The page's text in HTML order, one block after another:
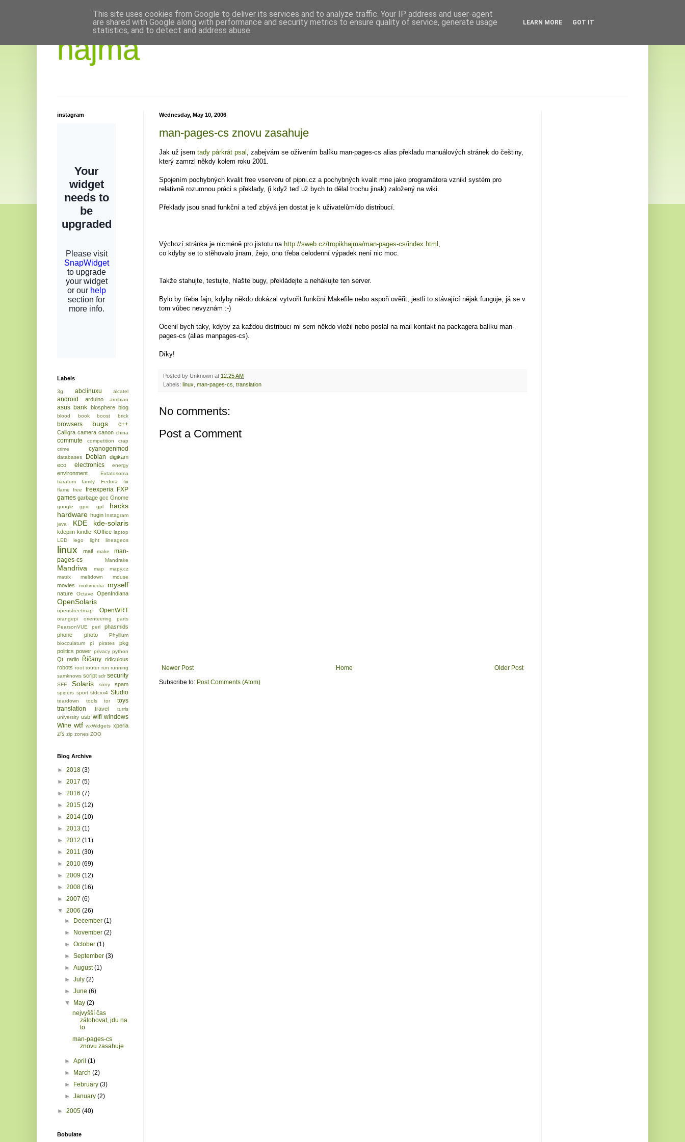
hajma
Wednesday, May 10, 2006
man-pages-cs znovu zasahuje
Jak už jsem tady párkrát psal , zabejvám se oživením balíku man-pages-cs alias překladu manuálových stránek do češtiny,
který zamrzl někdy kolem roku 2001.
Spojením pochybných kvalit free vserveru of pipni.cz a pochybných kvalit mne jako programátora vznikl systém pro
relativně rozumnou práci s překlady, (i když teď už bych to dělal trochu jinak) založený na wiki.
Překlady jsou snad funkční a teď zbývá jen dostat je k uživatelům/do distribucí.
Výchozí stránka je nicméně pro jistotu na http://sweb.cz/tropikhajma/man-pages-cs/index.html
co kdyby se to stěhovalo jinam, žejo, ono třeba celodenní výpadek není nic moc.
Takže stahujte, testujte, hlašte bugy, překládejte a nehákujte ten server.
Bylo by třeba fajn, kdyby někdo dokázal vytvořit funkční Makefile nebo aspoň ověřit, jestli to stávající nějak funguje; já se v
tom vůbec nevyznám :-)
Ocenil bych taky, kdyby za každou distribuci mi sem někdo vložil nebo poslal na mail kontakt na packagera balíku man-
pages-cs (alias manpages-cs).
Díky!
Posted by Unknown at 12:25 AM
Labels: linux man-pages-cs translation
No comments:
Post a Comment
Newer Post Older Post
Home
Subscribe to: Post Comments (Atom)
instagram
Labels
3g abclinuxu alcatel
android arduino armbian
asus bank biosphere blog
blood book boost brick
browsers bugs c++
Calligra camera canon china
commute competition
crap
crime
cyanogenmod
databases Debian
digikam
eco
electronics energy
environment
Extatosoma
tiaratum
family Fedora
fix
flame
free freexperia FXP
games garbage gcc Gnome
google gpio gpl
hacks
hardware hugin Instagram
java
KDE kde-solaris
kdepim kindle KOffice laptop
LED
lego light lineageos
linux mail make
man-
pages-cs
Mandrake
Mandriva map
mapy.cz
matrix
meltdown mouse
movies multimedia myself
nature Octave OpenIndiana
OpenSolaris
openstreetmap OpenWRT
orangepi orienteering
parts
PearsonVUE
perl
phasmids
phone
photo
Phyllium
biocculatum
pi pirates
pkg
politics power privacy python
Qt radio Říčany ridiculous
robots root router run running
samknows script sdr security
SFE Solaris sony spam
spiders sport stdcxx4 Studio
teardown tools tor
toys
translation
travel
turris
university usb wifi windows
Wine wtf wxWidgets xperia
zfs zip zones ZOO
Blog Archive
► 2018 (3)
► 2017 (5)
► 2016 (7)
► 2015 (12)
► 2014 (10)
► 2013 (1)
► 2012 (11)
► 2011 (30)
► 2010 (69)
► 2009 (12)
► 2008 (16)
► 2007 (6)
▼ 2006 (26)
►
December(1)
►
November(2)
►October(1)
►September(3)
►August(1)
►July(2)
►June(6)
▼
May(2)
nejvyšší čas
zálohovat, jdu na
to
man-pages-cs
znovu zasahuje
►April(1)
►
March(2)
►
February(3)
►January(2)
► 2005 (40)
Bobulate
This site uses cookies from Google to deliver its services and to analyze traffic. Your IP address and user-agent
are shared with Google along with performance and security metrics to ensure quality of service, generate usage
statistics, and to detect and address abuse.
LEARN MORE GOT IT